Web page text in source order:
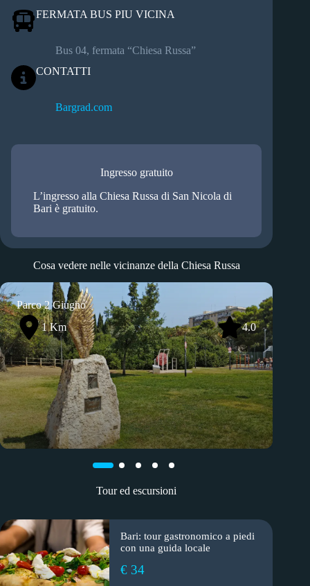
FERMATA BUS PIU VICINA
Bus 04, fermata “Chiesa Russa”
CONTATTI
Bargrad.com
Ingresso gratuito
L’ingresso alla Chiesa Russa di San Nicola di
Bari è gratuito.
Cosa vedere nelle vicinanze della Chiesa Russa
Parco 2 Giugno
1 Km
4.0
Tour ed escursioni
Bari: tour gastronomico a piedi
con una guida locale
€ 34